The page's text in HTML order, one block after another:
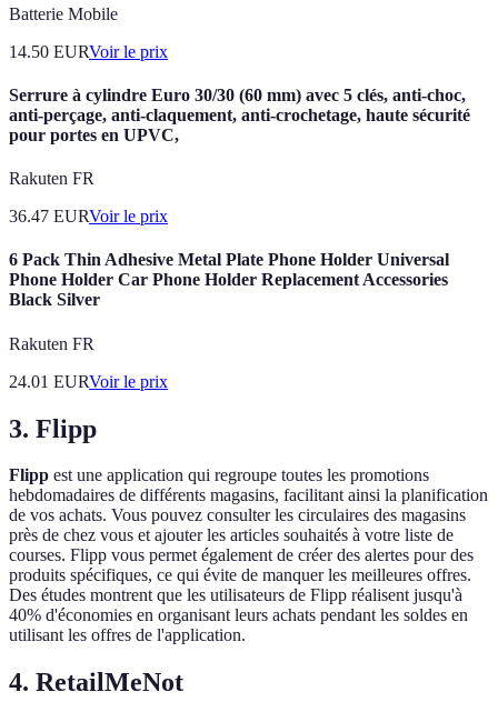
Batterie Mobile
14.50 EURVoir le prix
Serrure à cylindre Euro 30/30 (60 mm) avec 5 clés, anti-choc,
anti-perçage, anti-claquement, anti-crochetage, haute sécurité
pour portes en UPVC,
Rakuten FR
36.47 EURVoir le prix
6 Pack Thin Adhesive Metal Plate Phone Holder Universal
Phone Holder Car Phone Holder Replacement Accessories
Black Silver
Rakuten FR
24.01 EURVoir le prix
3. Flipp
Flipp est une application qui regroupe toutes les promotions
hebdomadaires de différents magasins, facilitant ainsi la planification
de vos achats. Vous pouvez consulter les circulaires des magasins
près de chez vous et ajouter les articles souhaités à votre liste de
courses. Flipp vous permet également de créer des alertes pour des
produits spécifiques, ce qui évite de manquer les meilleures offres.
Des études montrent que les utilisateurs de Flipp réalisent jusqu'à
40% d'économies en organisant leurs achats pendant les soldes en
utilisant les offres de l'application.
4. RetailMeNot